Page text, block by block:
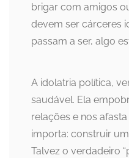
brigar com amigos
devem ser cárceres
passam a ser, algo
A idolatria política,
saudável. Ela
relações e nos
importa: construir
Talvez o verdadeiro